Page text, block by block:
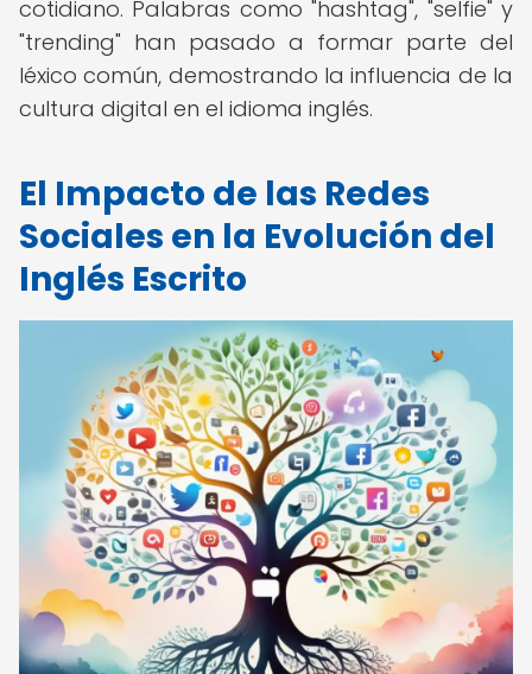
cotidiano. Palabras como "hashtag", "selfie" y
"trending" han pasado a formar parte del
léxico común, demostrando la influencia de la
cultura digital en el idioma inglés.
El Impacto de las Redes
Sociales en la Evolución del
Inglés Escrito